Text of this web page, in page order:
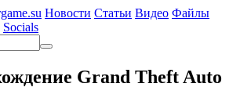
Новости Статьи Видео Файлы
Socials
Grand Theft Auto